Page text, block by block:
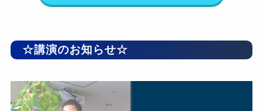
☆講演のお知らせ☆